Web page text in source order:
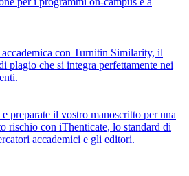
con Turnitin Similarity, il
plagio che si integra perfettamente nei
preparate il vostro manoscritto per una
rischio con iThenticate, lo standard di
accademici e gli editori.